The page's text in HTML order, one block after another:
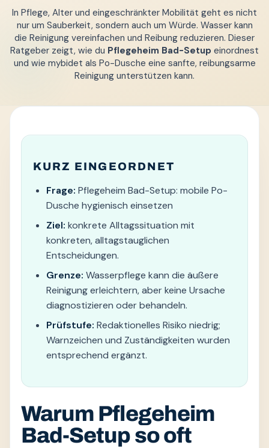
In Pflege, Alter und eingeschränkter Mobilität geht es nicht
nur um Sauberkeit, sondern auch um Würde. Wasser kann
die Reinigung vereinfachen und Reibung reduzieren. Dieser
Ratgeber zeigt, wie du Pflegeheim Bad-Setup einordnest
und wie mybidet als Po-Dusche eine sanfte, reibungsarme
Reinigung unterstützen kann.
KURZ EINGEORDNET
Frage: Pflegeheim Bad-Setup: mobile Po-
Dusche hygienisch einsetzen
Ziel: konkrete Alltagssituation mit
konkreten, alltagstauglichen
Entscheidungen.
Grenze: Wasserpflege kann die äußere
Reinigung erleichtern, aber keine Ursache
diagnostizieren oder behandeln.
Prüfstufe: Redaktionelles Risiko niedrig;
Warnzeichen und Zuständigkeiten wurden
entsprechend ergänzt.
Warum Pflegeheim
Bad-Setup so oft